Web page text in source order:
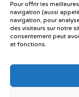
Pour offrir les
navigation (aussi
navigation, pour
des visiteurs sur notre
consentement peut
et fonctions.